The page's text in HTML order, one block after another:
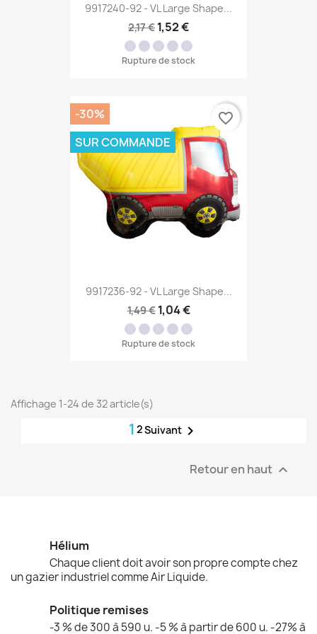
9917240-92 - VL Large Shape...
2,17 € 1,52 €
Rupture de stock
9917236-92 - VL Large Shape...
1,49 € 1,04 €
Rupture de stock
-30%
SUR COMMANDE
favorite_border
Affichage 1-24 de 32 article(s)
1 2Suivant 
Retour en haut 
Hélium
Chaque client doit avoir son propre compte chez
un gazier industriel comme Air Liquide.
Politique remises
-3 % de 300 à 590 u. -5 % à partir de 600 u. -27% à